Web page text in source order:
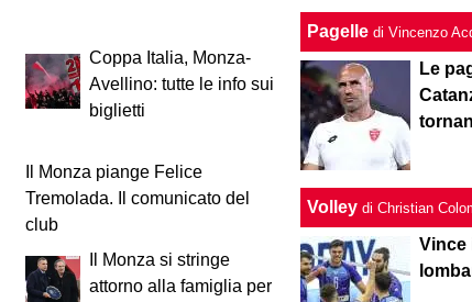
Coppa Italia, Monza-
Avellino: tutte le info sui
biglietti
Il Monza piange Felice
Tremolada. Il comunicato del
club
Il Monza si stringe
attorno alla famiglia per
Pagelle di Vincenzo
Le
Volley di Christian
Vince